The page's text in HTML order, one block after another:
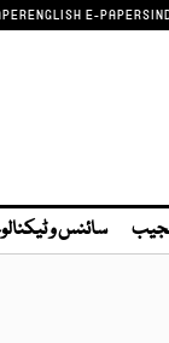
ENGLISH E-PAPER
سائنس و